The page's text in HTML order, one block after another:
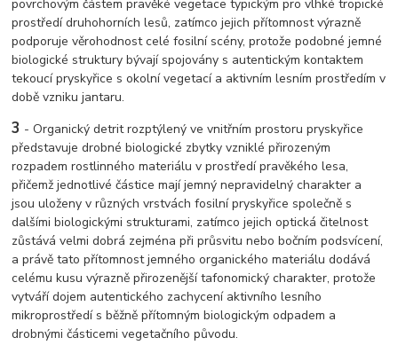
povrchovým částem pravěké vegetace typickým pro vlhké tropické
prostředí druhohorních lesů, zatímco jejich přítomnost výrazně
podporuje věrohodnost celé fosilní scény, protože podobné jemné
biologické struktury bývají spojovány s autentickým kontaktem
tekoucí pryskyřice s okolní vegetací a aktivním lesním prostředím v
době vzniku jantaru.
3 - Organický detrit rozptýlený ve vnitřním prostoru pryskyřice
představuje drobné biologické zbytky vzniklé přirozeným
rozpadem rostlinného materiálu v prostředí pravěkého lesa,
přičemž jednotlivé částice mají jemný nepravidelný charakter a
jsou uloženy v různých vrstvách fosilní pryskyřice společně s
dalšími biologickými strukturami, zatímco jejich optická čitelnost
zůstává velmi dobrá zejména při průsvitu nebo bočním podsvícení,
a právě tato přítomnost jemného organického materiálu dodává
celému kusu výrazně přirozenější tafonomický charakter, protože
vytváří dojem autentického zachycení aktivního lesního
mikroprostředí s běžně přítomným biologickým odpadem a
drobnými částicemi vegetačního původu.